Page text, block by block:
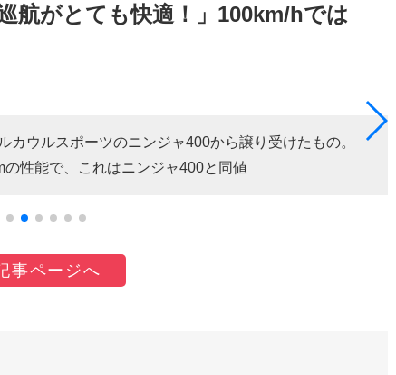
航がとても快適！」100km/hでは
ウルスポーツのニンジャ400から譲り受けたもの。
性能で、これはニンジャ400と同値
事ページへ